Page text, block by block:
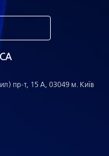
пр-т, 15 А, 03049 м. Київ